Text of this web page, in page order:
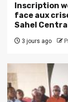
Inscription
face aux
Sahel
3 jours ago